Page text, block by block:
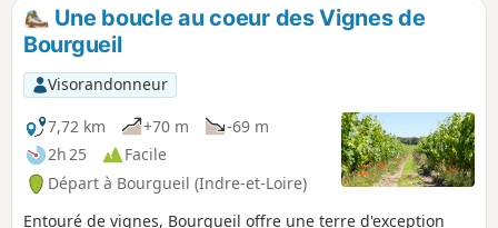
Une boucle au coeur des Vignes de
Bourgueil
Visorandonneur
7,72 km
+70 m
-69 m
2h 25
Facile
Départ à Bourgueil (Indre-et-Loire)
Entouré de vignes, Bourgueil offre une terre d'exception